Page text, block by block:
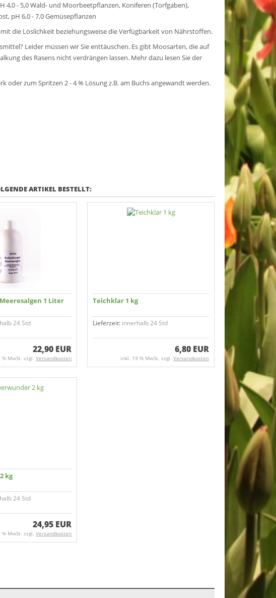
4,0 - 5,0 Wald- und Moorbeetpflanzen, Koniferen (Torfgaben),
pH 6,0 - 7,0 Gemüsepflanzen
die Löslichkeit beziehungsweise die Verfügbarkeit von Nährstoffen.
Leider müssen wir Sie enttäuschen. Es gibt Moosarten, die auf
des Rasens nicht verdrängen lassen. Mehr dazu lesen Sie der
zum Spritzen 2 - 4 % Lösung z.B. am Buchs angewandt werden.
ARTIKEL BESTELLT:
1 Liter
24 Std
22,90 EUR
% MwSt. zzgl.Versandkosten
Teichklar 1 kg
Lieferzeit: innerhalb 24 Std
6,80 EUR
inkl. 19 % MwSt. zzgl. Versandkosten
kg
24 Std
24,95 EUR
% MwSt. zzgl.Versandkosten